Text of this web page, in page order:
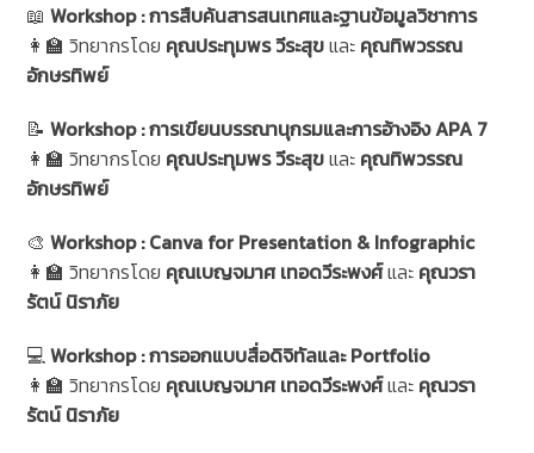
📖Workshop : การสืบค้นสารสนเทศและฐานข้อมูลวิชาการ
👩‍🏫 วิทยากรโดย คุณประทุมพร วีระสุขและ คุณทิพวรรณ
อักษรทิพย์
📝Workshop : การเขียนบรรณานุกรมและการอ้างอิง APA 7
👩‍🏫 วิทยากรโดย คุณประทุมพร วีระสุขและ คุณทิพวรรณ
อักษรทิพย์
🎨Workshop : Canva for Presentation & Infographic
👩‍🏫 วิทยากรโดย คุณเบญจมาศ เทอดวีระพงศ์และ คุณวรา
รัตน์ นิราภัย
💻Workshop : การออกแบบสื่อดิจิทัลและ Portfolio
👩‍🏫 วิทยากรโดย คุณเบญจมาศ เทอดวีระพงศ์และ คุณวรา
รัตน์ นิราภัย